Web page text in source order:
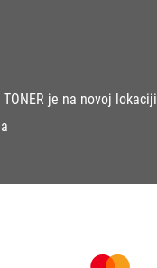
je na novoj lokaciji